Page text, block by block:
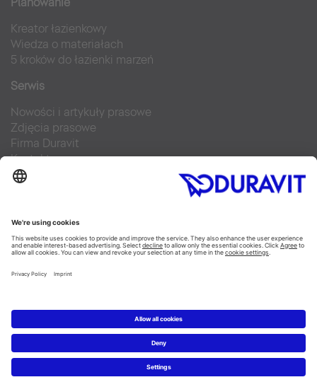
Kreator łazienkowy
Wiedza o materiałach
5 kroków do łazienki marzeń
Serwis
Nowości i artykuły prasowe
Zdjęcia prasowe
Firma Duravit
Kontakt
Najczęściej zadawane pytania
Facebook
Instagram
Pinterest
Blog
Flickr
Copyright © 2026 Duravit AG
Imprint|Polityka prywatności|Ustawienia plików cookie
Polska